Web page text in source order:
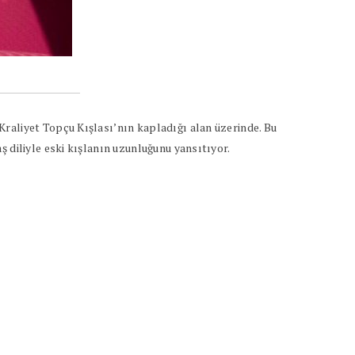
Topçu Kışlası’nın kapladığı alan üzerinde. Bu
diliyle eski kışlanın uzunluğunu yansıtıyor.